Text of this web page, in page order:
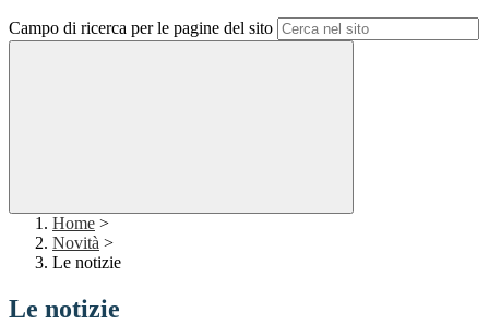
Campo di ricerca per le pagine del sito
Home >
Novità >
Le notizie
Le notizie